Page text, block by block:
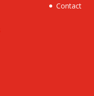
Contact